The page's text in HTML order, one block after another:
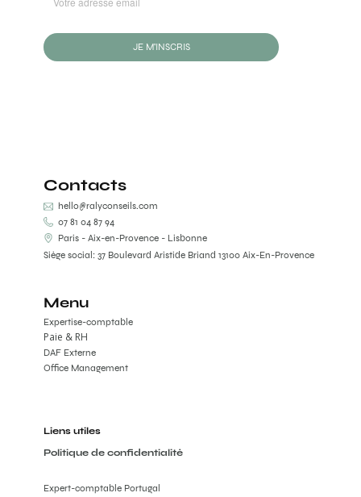
JE M'INSCRIS
Contacts
hello@ralyconseils.com
07 81 04 87 94
Paris - Aix-en-Provence - Lisbonne
Siège social: 37 Boulevard Aristide Briand 13100 Aix-En-Provence
Menu
Expertise-comptable
DAF Externe
Office Management
Paie & RH
Liens utiles
Politique de confidentialité
Expert-comptable Portugal